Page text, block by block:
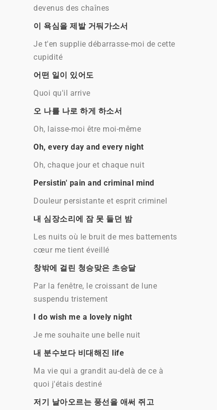
devenus des chaînes
이 욕심을 제발 거둬가소서
Je t'en supplie débarrasse-moi de cette
cupidité
어떤 일이 있어도
Quoi qu'il arrive
오 나를 나로 하게 하소서
Oh, laisse-moi être moi-même
Oh, every day and every night
Oh, chaque jour et chaque nuit
Persistin' pain and criminal mind
Douleur persistante et esprit criminel
내 심장소리에 잠 못 들던 밤
Les nuits où le bruit de mes battements
cœur me tient éveillé
창밖에 걸린 청승맞은 초승달
Par la fenêtre, le croissant de lune
suspendu tristement
I do wish me a lovely night
Je me souhaite une belle nuit
내 분수보다 비대해진 life
Ma vie qui a grandit au-delà de ce à
quoi j'étais destiné
저기 날아오르는 풍선을 애써 쥐고